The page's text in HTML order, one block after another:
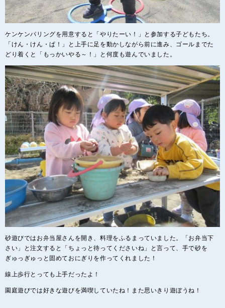
ケンケンパリングを用意すると「やりたーい！」と参加する子どもたち。
「けん・けん・ぱ！」と上手に足を動かしながら前に進み、ゴールまでた
どり着くと「もっかいやる～！」と何度も遊んでいました。
砂遊びではお弁当屋さんを開き、料理をふるまっていました。「お弁当下
さい」と注文すると「ちょっと待ってくださいね」と言って、手で砂を
ぎゅっぎゅっと固めておにぎりを作ってくれました！
線上歩行とっても上手だったよ！
園庭遊びでは好きな遊びを満喫していたね！また思いきり遊ぼうね！